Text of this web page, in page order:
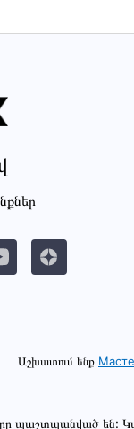
Աշխատում ենք
պաշտպանված են: